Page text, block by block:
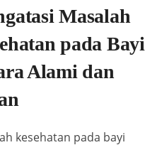
Masalah
pada Bayi
Alami dan
kesehatan pada bayi